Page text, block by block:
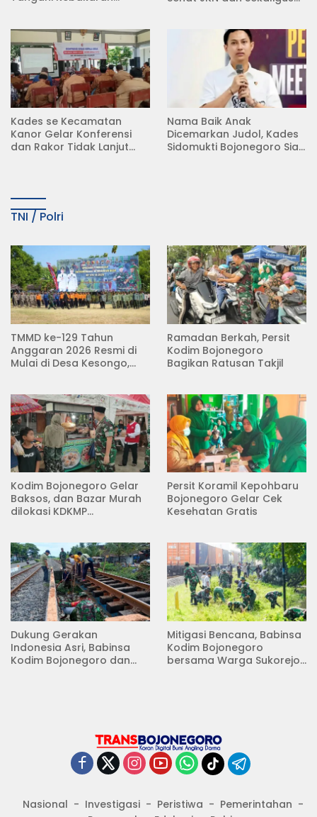
Kades se Kecamatan
Kanor Gelar Konferensi
dan Rakor Tidak Lanjut
Nama Baik Anak
Dicemarkan Judol, Kades
Sidomukti Bojonegoro Siap
TNI / Polri
TMMD ke-129 Tahun
Anggaran 2026 Resmi di
Mulai di Desa Kesongo,
Ramadan Berkah, Persit
Kodim Bojonegoro
Bagikan Ratusan Takjil
Kodim Bojonegoro Gelar
Baksos, dan Bazar Murah
dilokasi KDKMP
Persit Koramil Kepohbaru
Bojonegoro Gelar Cek
Kesehatan Gratis
Dukung Gerakan
Indonesia Asri, Babinsa
Kodim Bojonegoro dan
Mitigasi Bencana, Babinsa
Kodim Bojonegoro
bersama Warga Sukorejo
Nasional Investigasi Peristiwa
Pemerintahan